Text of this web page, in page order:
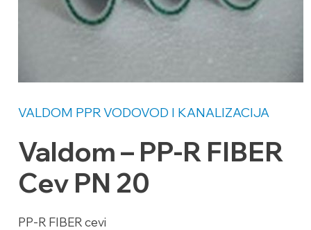
Valdom – PP-R FIBER
Cev PN 20
PP-R FIBER cevi
VALDOM PPRVODOVOD I KANALIZACIJA